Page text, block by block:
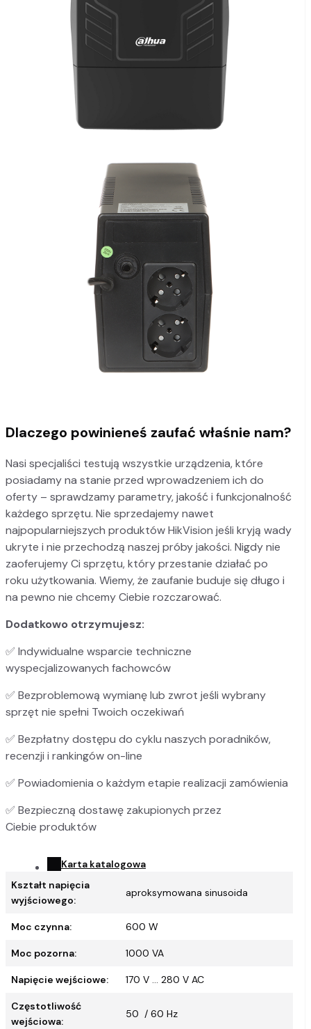
Dlaczego powinieneś zaufać właśnie nam?
Nasi specjaliści testują wszystkie urządzenia, które
posiadamy na stanie przed wprowadzeniem ich do
oferty – sprawdzamy parametry, jakość i funkcjonalność
każdego sprzętu. Nie sprzedajemy nawet
najpopularniejszych produktów HikVision jeśli kryją wady
ukryte i nie przechodzą naszej próby jakości. Nigdy nie
zaoferujemy Ci sprzętu, który przestanie działać po
roku użytkowania. Wiemy, że zaufanie buduje się długo i
na pewno nie chcemy Ciebie rozczarować.
Dodatkowo otrzymujesz:
✅ Indywidualne wsparcie techniczne
wyspecjalizowanych fachowców
✅ Bezproblemową wymianę lub zwrot jeśli wybrany
sprzęt nie spełni Twoich oczekiwań
✅ Bezpłatny dostępu do cyklu naszych poradników,
recenzji i rankingów on-line
✅ Powiadomienia o każdym etapie realizacji zamówienia
✅ Bezpieczną dostawę zakupionych przez
Ciebie produktów
Karta katalogowa
Kształt napięcia
wyjściowego:
aproksymowana sinusoida
Moc czynna: 600 W
Moc pozorna: 1000 VA
Napięcie wejściowe: 170 V ... 280 V AC
Częstotliwość
wejściowa:
50 / 60 Hz